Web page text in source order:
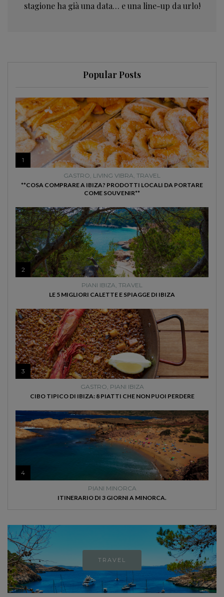
stagione ha già una data… e una line-up da urlo!
Popular Posts
1
GASTRO, LIVING VIBRA, TRAVEL
**COSA COMPRARE A IBIZA? PRODOTTI LOCALI DA PORTARE
COME SOUVENIR**
2
PIANI IBIZA, TRAVEL
LE 5 MIGLIORI CALETTE E SPIAGGE DI IBIZA
3
GASTRO, PIANI IBIZA
CIBO TIPICO DI IBIZA: 8 PIATTI CHE NON PUOI PERDERE
4
PIANI MINORCA
ITINERARIO DI 3 GIORNI A MINORCA.
TRAVEL